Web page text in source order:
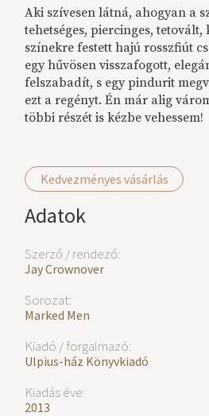
Kedvezményes vásárlás
Adatok
Szerző / rendező:
Jay Crownover
Sorozat:
Marked Men
Kiadó / forgalmazó:
Ulpius-ház Könyvkiadó
Kiadás éve:
2013
Aki szívesen látná, ahogyan a
tehetséges, piercinges,
színekre festett hajú rosszfiút
egy hűvösen visszafogott,
felszabadít, s egy pindurit
ezt a regényt. Én már alig
többi részét is kézbe vehessem!